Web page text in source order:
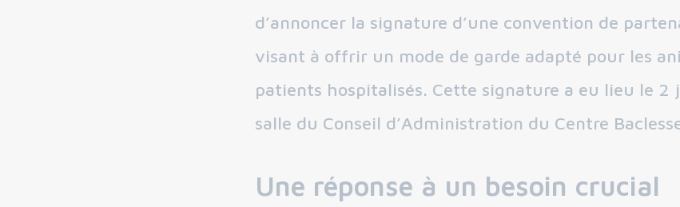
d’annoncer la signature d’une convention de
visant à offrir un mode de garde adapté pour les
patients hospitalisés. Cette signature a eu lieu le 2
salle du Conseil d’Administration du Centre
Une réponse à un besoin crucial